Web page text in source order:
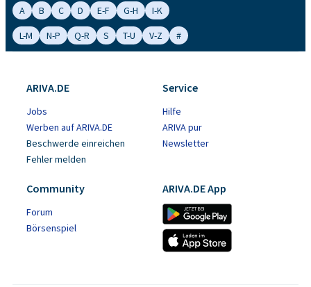
A B C D E-F G-H
I-K
L-M
N-P Q-R S T-U V-Z #
ARIVA.DE
Jobs
Werben auf ARIVA.DE
Beschwerde einreichen
Fehler melden
Service
Hilfe
ARIVA pur
Newsletter
Community
Forum
Börsenspiel
ARIVA.DE App